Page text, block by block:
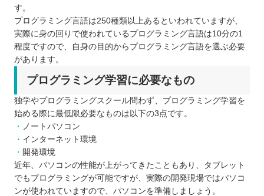
初心者におすすめのプログラミング言語10選
Java
JavaScript
Ruby
Python
Swift
Go
独学のプログラミング学習を効率的に進める方法3
す。
プログラミング言語は250種類以上あるといわれていますが、
実際に身の回りで使われているプログラミング言語は10分の1
程度ですので、自身の目的からプログラミング言語を選ぶ必要
があります。
プログラミング学習に必要なもの
独学やプログラミングスクール問わず、プログラミング学習を
始める際に最低限必要なものは以下の3点です。
ノートパソコン
インターネット環境
開発環境
近年、パソコンの性能が上がってきたこともあり、タブレット
でもプログラミングが可能ですが、実際の開発現場ではパソコ
ンが使われていますので、パソコンを準備しましょう。